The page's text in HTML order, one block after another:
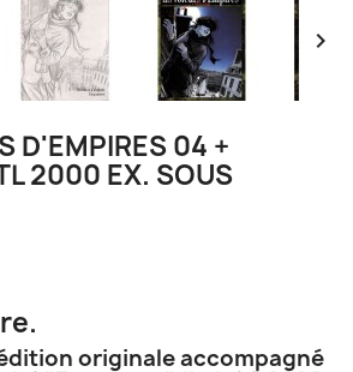

D'EMPIRES 04 +
2000 EX. SOUS
originale accompagné